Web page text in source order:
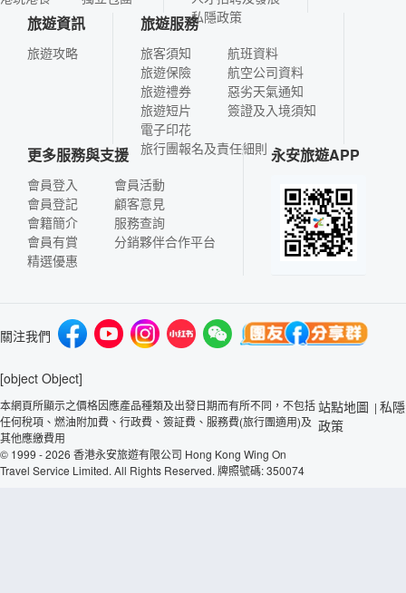
私隱政策
旅遊資訊
旅遊攻略
旅遊服務
旅客須知
旅遊保險
旅遊禮券
旅遊短片
電子印花
航班資料
航空公司資料
惡劣天氣通知
簽證及入境須知
旅行團報名及責任細則
更多服務與支援
會員登入
會員登記
會籍簡介
會員有賞
精選優惠
會員活動
顧客意見
服務查詢
分銷夥伴合作平台
永安旅遊APP
關注我們
[object Object]
本網頁所顯示之價格因應產品種類及出發日期而有所不同，不包括
任何稅項、燃油附加費、行政費、簽証費、服務費(旅行團適用)及
其他應繳費用
© 1999 - 2026 香港永安旅遊有限公司 Hong Kong Wing On
Travel Service Limited. All Rights Reserved. 牌照號碼: 350074
站點地圖 | 私隱
政策